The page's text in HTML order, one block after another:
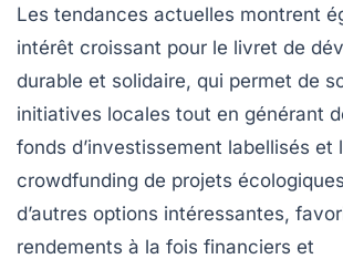
Les tendances actuelles montrent
intérêt croissant pour le livret de
durable et solidaire, qui permet de
initiatives locales tout en générant
fonds d’investissement labellisés et
crowdfunding de projets écologiques
d’autres options intéressantes,
rendements à la fois financiers et